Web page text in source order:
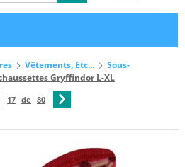
Vêtements, Etc...
Sous-
Gryffindor L-XL
17 de 80